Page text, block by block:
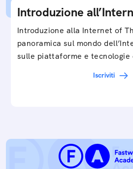
Introduzione
Introduzione alla Internet of
panoramica sul mondo
sulle piattaforme e tecnologie
Iscriviti